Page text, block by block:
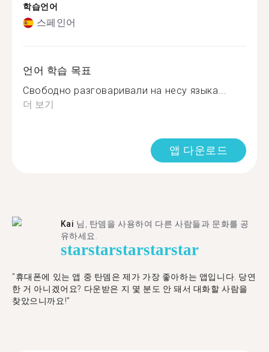
학습언어
스페인어
언어 학습 목표
Свободно разговаривали на несу языка...
더 보기
앱 다운로드
Kai 님, 탄뎀을 사용하여 다른 사람들과 문화를 공
유하세요.
starstarstarstarstar
"휴대폰에 있는 앱 중 탄뎀은 제가 가장 좋아하는 앱입니다. 당연
한 거 아니겠어요? 다운받은 지 몇 분도 안 돼서 대화할 사람을
찾았으니까요!"